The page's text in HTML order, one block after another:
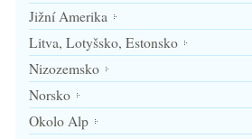
Jižní Amerika
Litva, Lotyšsko, Estonsko
Nizozemsko
Norsko
Okolo Alp